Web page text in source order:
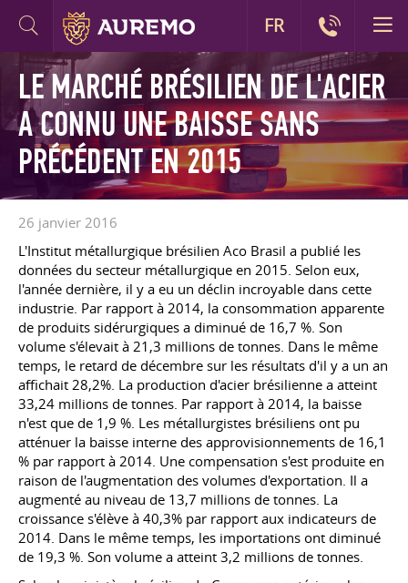
LE MARCHÉ BRÉSILIEN DE L'ACIER
A CONNU UNE BAISSE SANS
PRÉCÉDENT EN 2015
26 janvier 2016
L'Institut métallurgique brésilien Aco Brasil a publié les
données du secteur métallurgique en 2015. Selon eux,
l'année dernière, il y a eu un déclin incroyable dans cette
industrie. Par rapport à 2014, la consommation apparente
de produits sidérurgiques a diminué de 16,7 %. Son
volume s'élevait à 21,3 millions de tonnes. Dans le même
temps, le retard de décembre sur les résultats d'il y a un an
affichait 28,2%. La production d'acier brésilienne a atteint
33,24 millions de tonnes. Par rapport à 2014, la baisse
n'est que de 1,9 %. Les métallurgistes brésiliens ont pu
atténuer la baisse interne des approvisionnements de 16,1
% par rapport à 2014. Une compensation s'est produite en
raison de l'augmentation des volumes d'exportation. Il a
augmenté au niveau de 13,7 millions de tonnes. La
croissance s'élève à 40,3% par rapport aux indicateurs de
2014. Dans le même temps, les importations ont diminué
de 19,3 %. Son volume a atteint 3,2 millions de tonnes.
FR